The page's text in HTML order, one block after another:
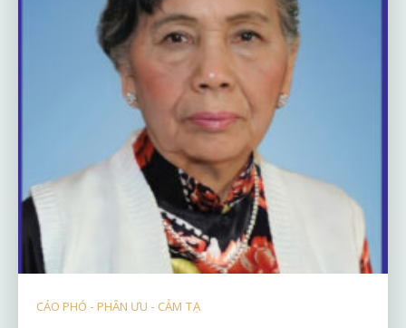
CÁO PHÓ - PHÂN ƯU - CẢM TẠ